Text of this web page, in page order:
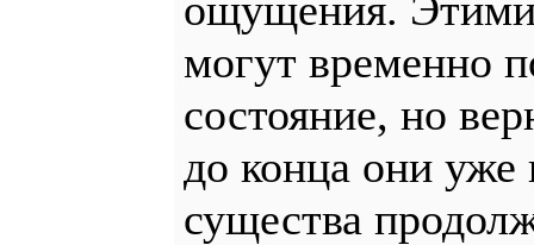
могут временно
состояние, но
до конца они уже
существа